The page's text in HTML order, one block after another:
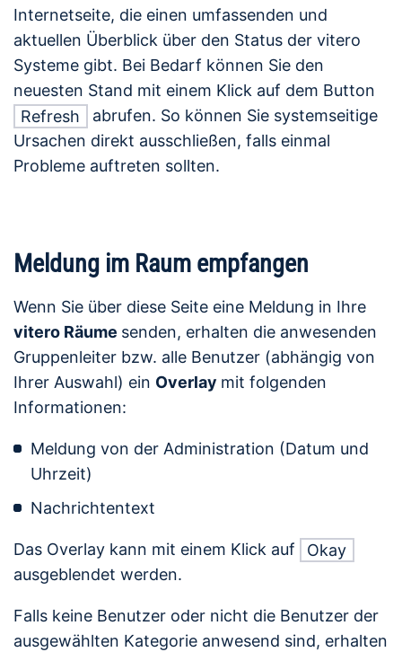
Internetseite, die einen umfassenden und
aktuellen Überblick über den Status der vitero
Systeme gibt. Bei Bedarf können Sie den
neuesten Stand mit einem Klick auf dem Button
Refresh
abrufen. So können Sie systemseitige
Ursachen direkt ausschließen, falls einmal
Probleme auftreten sollten.
Meldung im Raum empfangen
Wenn Sie über diese Seite eine Meldung in Ihre
vitero Räume senden, erhalten die anwesenden
Gruppenleiter bzw. alle Benutzer (abhängig von
Ihrer Auswahl) ein Overlay mit folgenden
Informationen:
Meldung von der Administration (Datum und
Uhrzeit)
Nachrichtentext
Das Overlay kann mit einem Klick auf
Okay
ausgeblendet werden.
Falls keine Benutzer oder nicht die Benutzer der
ausgewählten Kategorie anwesend sind, erhalten